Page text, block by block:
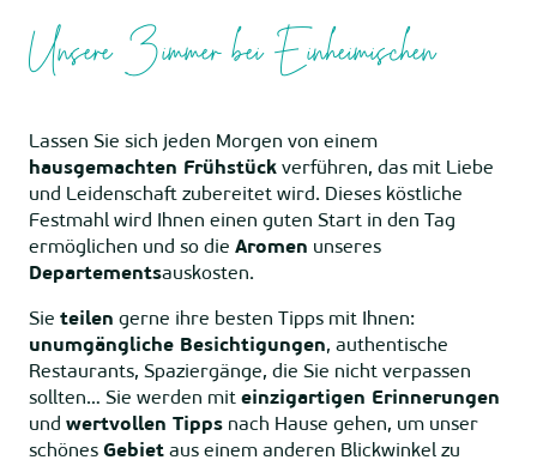
Unsere Zimmer bei Einheimischen
Lassen Sie sich jeden Morgen von einem
hausgemachten Frühstück verführen, das mit Liebe
und Leidenschaft zubereitet wird. Dieses köstliche
Festmahl wird Ihnen einen guten Start in den Tag
ermöglichen und so die Aromen unseres
Departementsauskosten.
Sie teilen gerne ihre besten Tipps mit Ihnen:
unumgängliche Besichtigungen, authentische
Restaurants, Spaziergänge, die Sie nicht verpassen
sollten… Sie werden mit einzigartigen Erinnerungen
und wertvollen Tipps nach Hause gehen, um unser
schönes Gebiet aus einem anderen Blickwinkel zu